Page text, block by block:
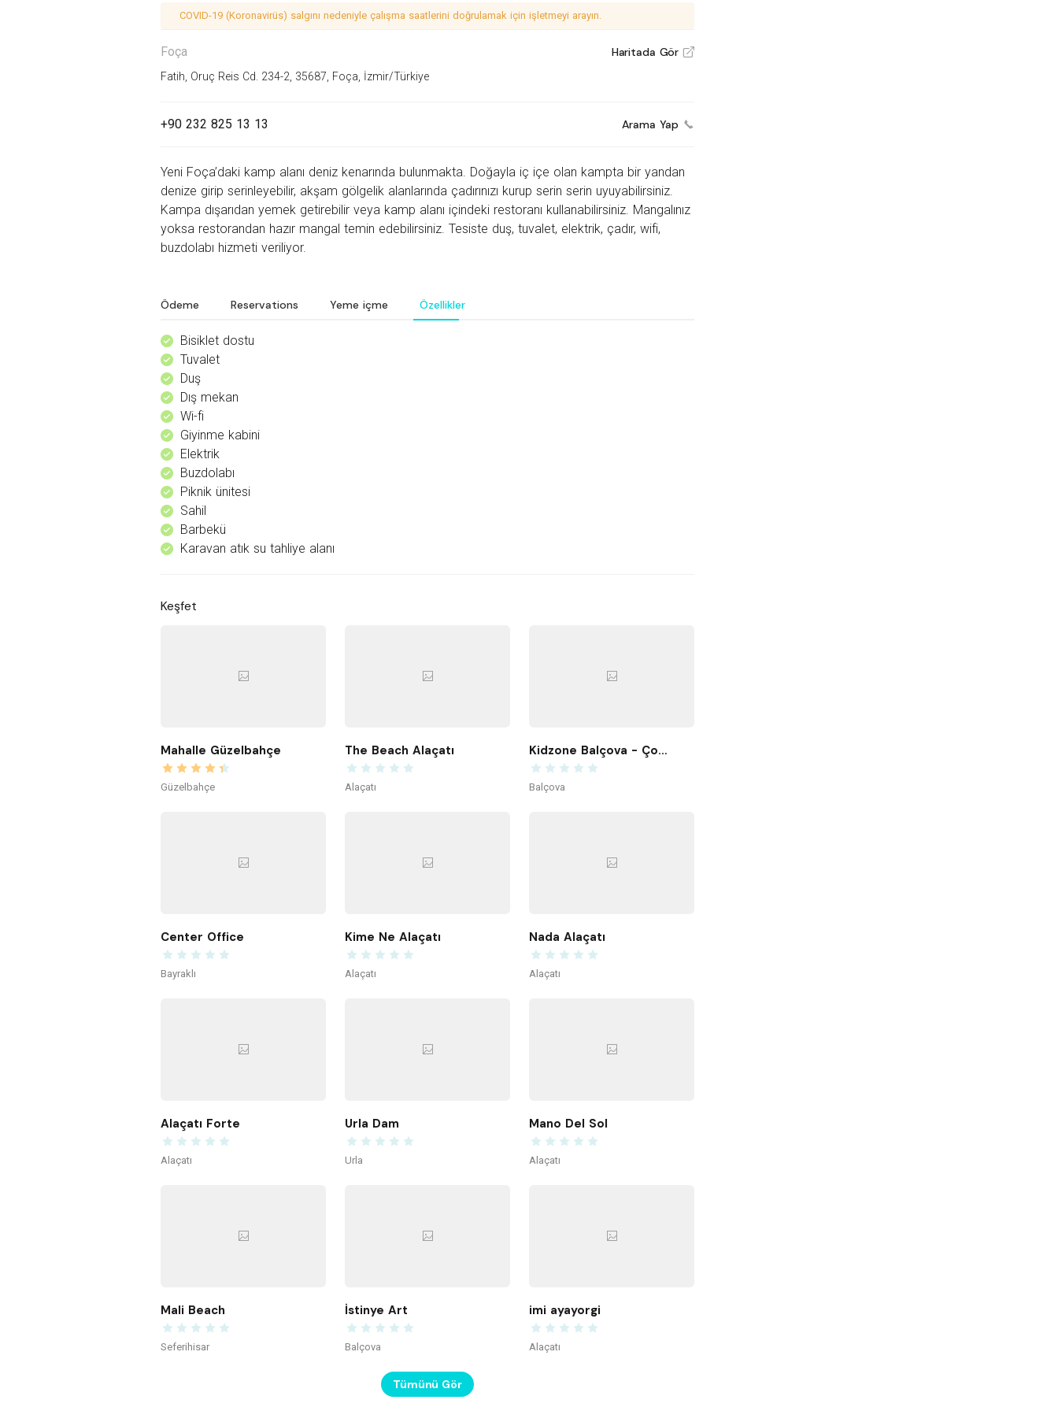
COVID-19 (Koronavirüs) salgını nedeniyle çalışma saatlerini doğrulamak için işletmeyi arayın.
Foça Haritada Gör V
Fatih, Oruç Reis Cd. 234-2, 35687, Foça, İzmir/Türkiye
+90 232 825 13 13 Arama Yap
Yeni Foça’daki kamp alanı deniz kenarında bulunmakta. Doğayla iç içe olan kampta bir yandan
denize girip serinleyebilir, akşam gölgelik alanlarında çadırınızı kurup serin serin uyuyabilirsiniz.
Kampa dışarıdan yemek getirebilir veya kamp alanı içindeki restoranı kullanabilirsiniz. Mangalınız
yoksa restorandan hazır mangal temin edebilirsiniz. Tesiste duş, tuvalet, elektrik, çadır, wifi,
buzdolabı hizmeti veriliyor.
Ödeme Reservations Yeme içme Özellikler
^ Bisiklet dostu
^ Tuvalet
^ Duş
^ Dış mekan
^ Wi-fi
^ Giyinme kabini
^ Elektrik
^ Buzdolabı
^ Piknik ünitesi
^ Sahil
^ Barbekü
^ Karavan atık su tahliye alanı
Keşfet
Mahalle Güzelbahçe
Güzelbahçe
The Beach Alaçatı
Alaçatı
Kidzone Balçova - Çocuk Gelişim ve Aktivite Merkezi
Balçova
Center Office
Bayraklı
Kime Ne Alaçatı
Alaçatı
Nada Alaçatı
Alaçatı
Alaçatı Forte
Alaçatı
Urla Dam
Urla
Mano Del Sol
Alaçatı
Mali Beach
Seferihisar
İstinye Art
Balçova
imi ayayorgi
Alaçatı
Tümünü Gör